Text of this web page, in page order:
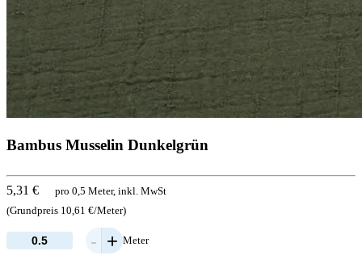
Bambus Musselin Dunkelgrün
5,31 €
pro 0,5 Meter, inkl. MwSt
(Grundpreis 10,61 €/Meter)
- + Meter